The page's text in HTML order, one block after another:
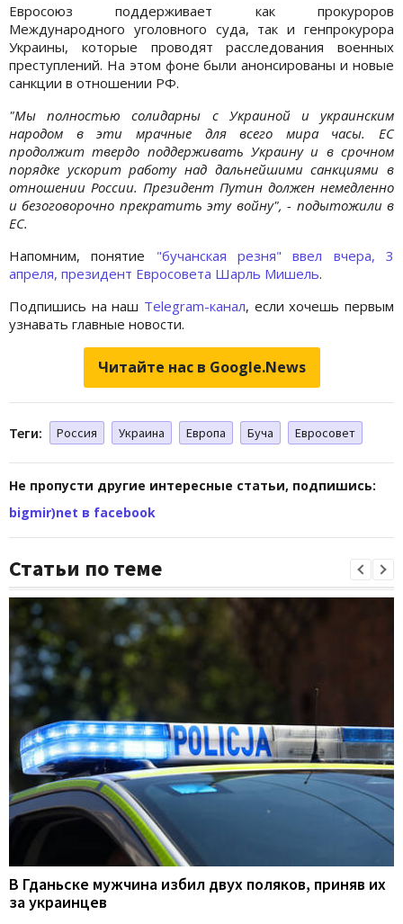
Евросоюз поддерживает как прокуроров
Международного уголовного суда, так и генпрокурора
Украины, которые проводят расследования военных
преступлений. На этом фоне были анонсированы и новые
санкции в отношении РФ.
"Мы полностью солидарны с Украиной и украинским
народом в эти мрачные для всего мира часы. ЕС
продолжит твердо поддерживать Украину и в срочном
порядке ускорит работу над дальнейшими санкциями в
отношении России. Президент Путин должен немедленно
и безоговорочно прекратить эту войну", - подытожили в
ЕС.
Напомним, понятие "бучанская резня" ввел вчера, 3
апреля, президент Евросовета Шарль Мишель.
Подпишись на наш Telegram-канал, если хочешь первым
узнавать главные новости.
Читайте нас в Google.News
Теги: Россия Украина Европа Буча Евросовет
Не пропусти другие интересные статьи, подпишись:
bigmir)net в facebook
Статьи по теме
В Гданьске мужчина избил двух поляков, приняв их
за украинцев